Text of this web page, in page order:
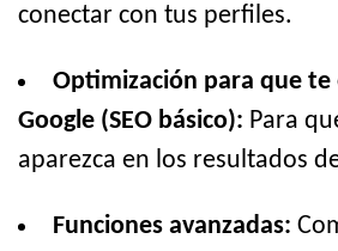
conectar con tus perfiles.
Optimización para que
Google (SEO básico): Para
aparezca en los resultados
Funciones avanzadas: